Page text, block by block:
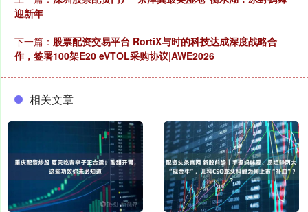
迎新年
下一篇： 股票配资交易平台 RortiX与时的科技达成深度战略合
作，签署100架E20 eVTOL采购协议|AWE2026
相关文章